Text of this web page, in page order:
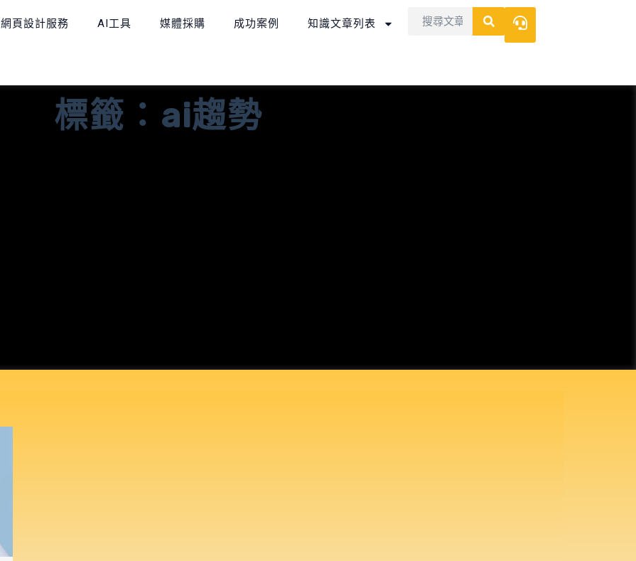
網頁設計服務 AI工具 媒體採購 成功案例 知識文章列表
Search Search
標籤：ai趨勢